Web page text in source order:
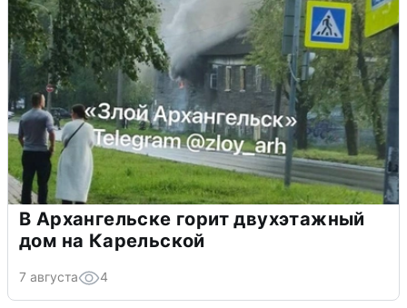
В Архангельске горит двухэтажный
дом на Карельской
7 августа 4